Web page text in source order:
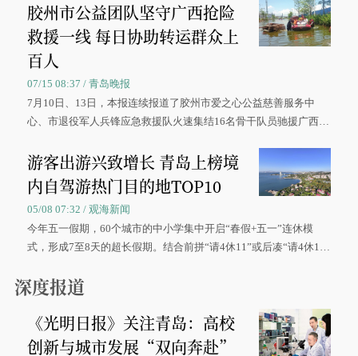
胶州市公益团队坚守广西抢险
救援一线 每日协助转运群众上
百人
07/15 08:37 / 青岛晚报
7月10日、13日，本报连续报道了胶州市爱之心公益慈善服务中
心、市退役军人兵锋应急救援队火速集结16名骨干队员驰援广西灾
游客出游兴致增长 青岛上榜境
内自驾游热门目的地TOP10
05/08 07:32 / 观海新闻
今年五一假期，60个城市的中小学集中开启“春假+五一”连休模
式，形成7至8天的超长假期。结合前拼“请4休11”或后凑“请4休1
深度报道
《光明日报》关注青岛：高校
创新与城市发展“双向奔赴”